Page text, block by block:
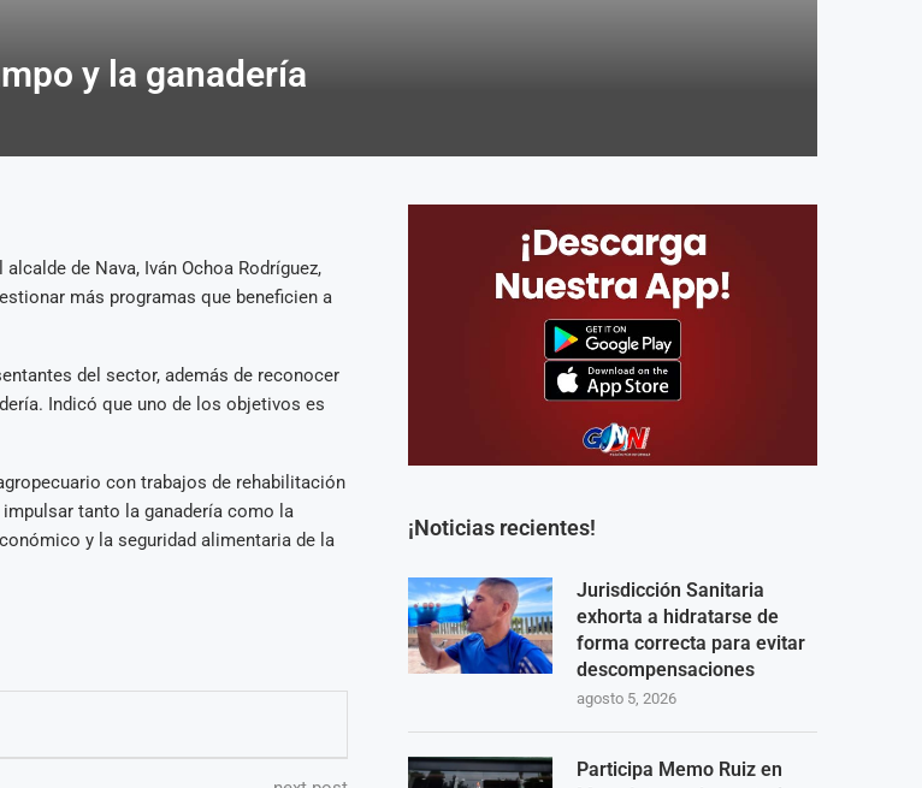
y la ganadería
de Nava, Iván Ochoa Rodríguez,
más programas que beneficien a
del sector, además de reconocer
Indicó que uno de los objetivos es
con trabajos de rehabilitación
tanto la ganadería como la
y la seguridad alimentaria de la
¡Noticias recientes!
Jurisdicción Sanitaria
exhorta a hidratarse de
forma correcta para evitar
descompensaciones
agosto 5, 2026
Participa Memo Ruiz en